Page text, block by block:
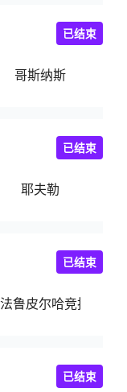
哥斯纳斯
已结束
耶夫勒
已结束
法鲁皮尔哈竞技
已结束
已结束